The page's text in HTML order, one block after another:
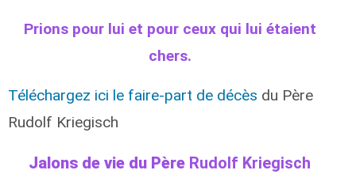
Prions pour lui et pour ceux qui lui étaient
chers.
Téléchargez ici le faire-part de décès du Père
Rudolf Kriegisch
Jalons de vie du Père Rudolf Kriegisch